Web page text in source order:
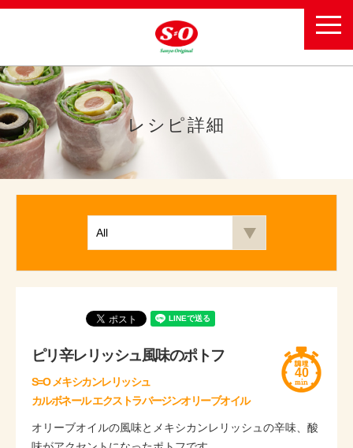
レシピ詳細
ピリ辛レリッシュ風味のポトフ
S=O メキシカンレリッシュ
カルボネール エクストラバージンオリーブオイル
40
オリーブオイルの風味とメキシカンレリッシュの辛味、酸